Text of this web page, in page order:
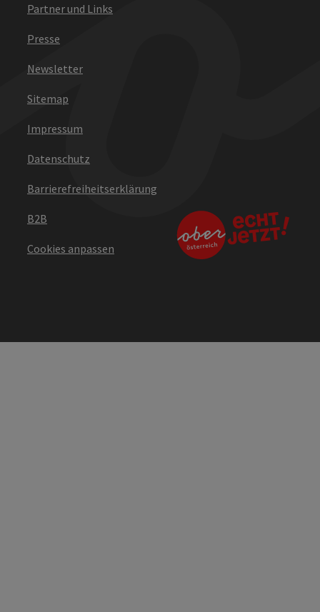
Partner und Links
Presse
Newsletter
Sitemap
Impressum
Datenschutz
Barrierefreiheitserklärung
B2B
Cookies anpassen